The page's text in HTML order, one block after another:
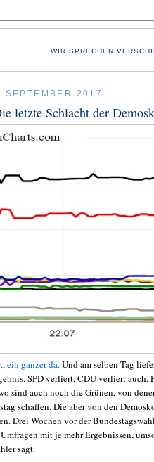
WIR SPRECHEN
SEPTEMBER 2017
letzte Schlacht der
ein ganzer da. Und am selben Tag
SPD verliert, CDU verliert
sind auch noch die Grünen, von
schaffen. Die aber von den
Drei Wochen vor der
mit je mehr Ergebnissen,
sagt.